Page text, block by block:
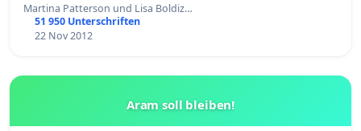
Martina Patterson und Lisa Boldiz…
51 950 Unterschriften
22 Nov 2012
Aram soll bleiben!